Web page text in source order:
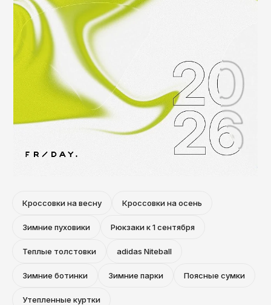
Кроссовки на весну Кроссовки на осень
Зимние пуховики Рюкзаки к 1 сентября
Теплые толстовки adidas Niteball
Зимние ботинки Зимние парки Поясные сумки
Утепленные куртки
Томск
Тула
Тюмень
Улан-Удэ
Ульяновск
Хабаровск
Челябинск
Черкесск
Чита
Элиста